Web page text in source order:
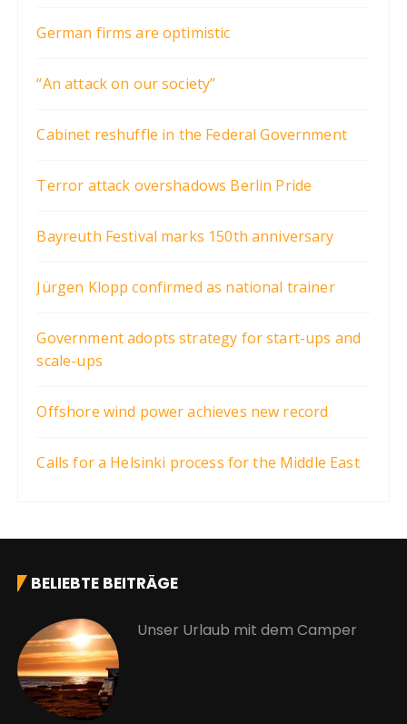
German firms are optimistic
“An attack on our society”
Cabinet reshuffle in the Federal Government
Terror attack overshadows Berlin Pride
Bayreuth Festival marks 150th anniversary
Jürgen Klopp confirmed as national trainer
Government adopts strategy for start-ups and
scale-ups
Offshore wind power achieves new record
Calls for a Helsinki process for the Middle East
BELIEBTE BEITRÄGE
Unser Urlaub mit dem Camper